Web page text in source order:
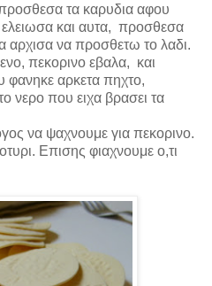
τα καρυδια αφου
ελειωσα και αυτα, προσθεσα
αρχισα να προσθετω το λαδι.
πεκορινο εβαλα, και
φανηκε αρκετα πηχτο,
νερο που ειχα βρασει τα
να ψαχνουμε για πεκορινο.
Επισης φιαχνουμε ο,τι